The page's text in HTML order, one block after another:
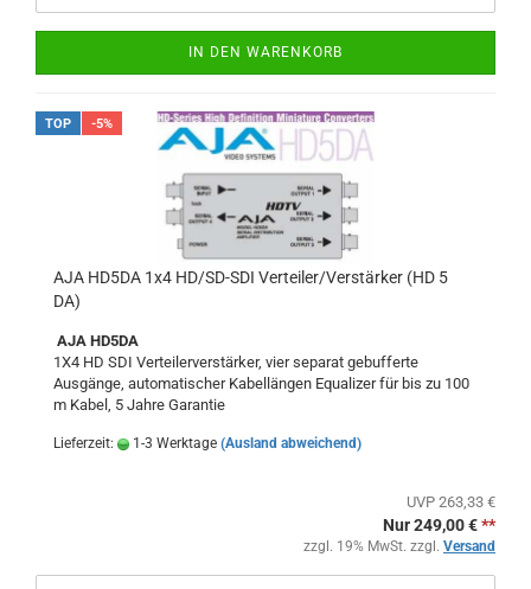
IN DEN WARENKORB
TOP -5%
AJA HD5DA 1x4 HD/SD-SDI Verteiler/Verstärker (HD 5
DA)
AJA HD5DA
1X4 HD SDI Verteilerverstärker, vier separat gebufferte
Ausgänge, automatischer Kabellängen Equalizer für bis zu 100
m Kabel, 5 Jahre Garantie
Lieferzeit: 1-3 Werktage (Ausland abweichend)
UVP 263,33 €
Nur 249,00 €**
zzgl. 19% MwSt. zzgl. Versand